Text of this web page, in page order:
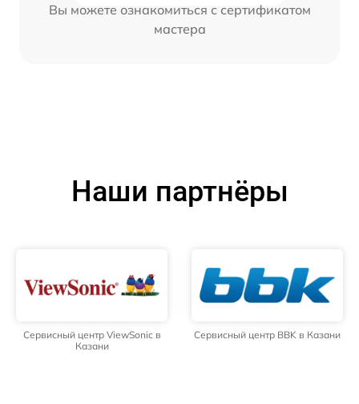
Вы можете ознакомиться с сертификатом
мастера
Наши партнёры
Сервисный центр ViewSonic в
Казани
Сервисный центр BBK в Казани